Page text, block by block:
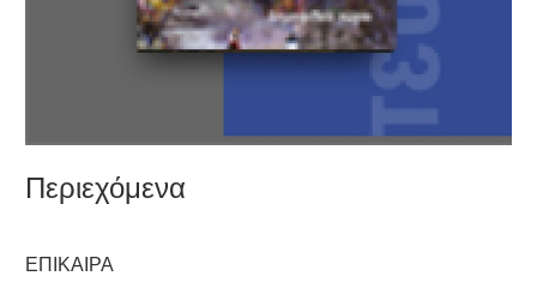
Περιεχόμενα
ΕΠΙΚΑΙΡΑ